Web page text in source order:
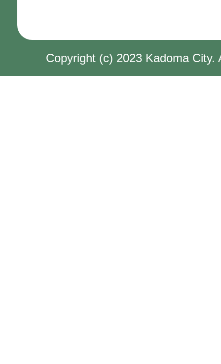
Copyright (c) 2023 Kadoma City.